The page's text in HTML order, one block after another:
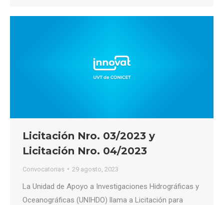
Licitación Nro. 03/2023 y
Licitación Nro. 04/2023
Convocatorias 29 agosto, 2023
La Unidad de Apoyo a Investigaciones Hidrográficas y
Oceanográficas (UNIHDO) llama a Licitación para